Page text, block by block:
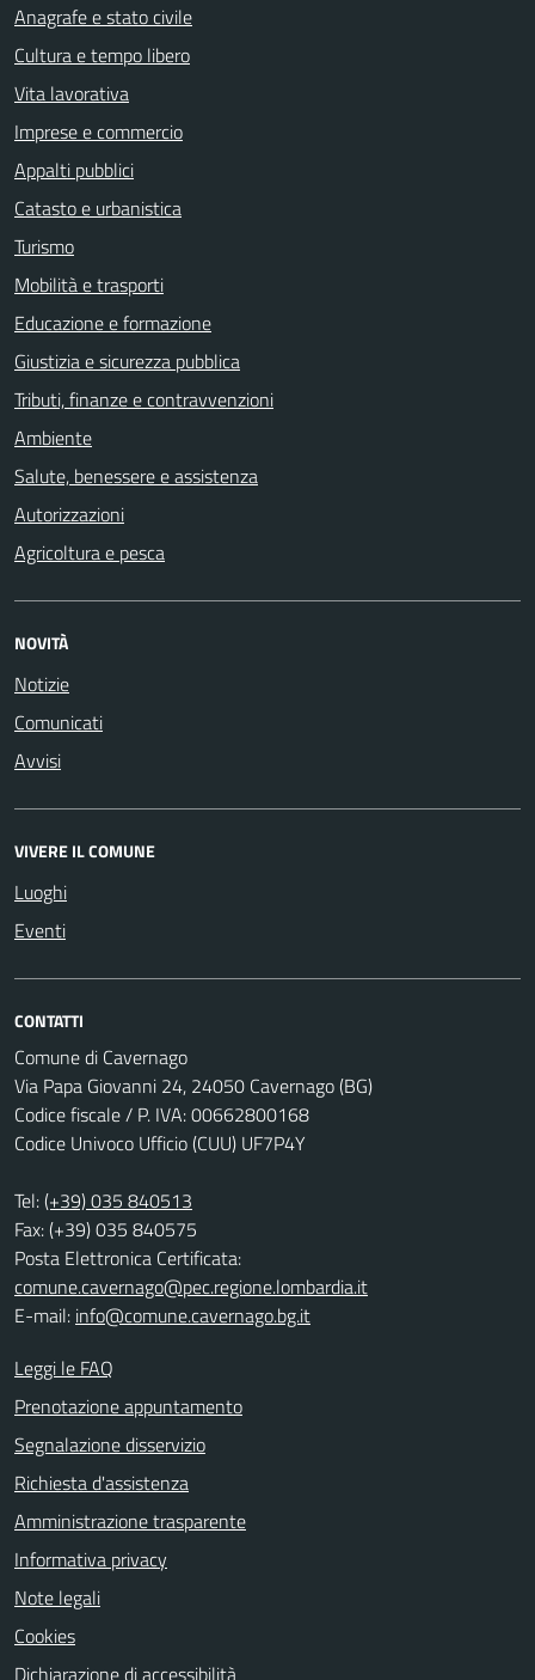
Anagrafe e stato civile
Cultura e tempo libero
Vita lavorativa
Imprese e commercio
Appalti pubblici
Catasto e urbanistica
Turismo
Mobilità e trasporti
Educazione e formazione
Giustizia e sicurezza pubblica
Tributi, finanze e contravvenzioni
Ambiente
Salute, benessere e assistenza
Autorizzazioni
Agricoltura e pesca
NOVITÀ
Notizie
Comunicati
Avvisi
VIVERE IL COMUNE
Luoghi
Eventi
CONTATTI
Comune di Cavernago
Via Papa Giovanni 24, 24050 Cavernago (BG)
Codice fiscale / P. IVA: 00662800168
Codice Univoco Ufficio (CUU) UF7P4Y
Tel:(+39) 035 840513
Fax: (+39) 035 840575
Posta Elettronica Certificata:
comune.cavernago@pec.regione.lombardia.it
E-mail: info@comune.cavernago.bg.it
Leggi le FAQ
Prenotazione appuntamento
Segnalazione disservizio
Richiesta d'assistenza
Amministrazione trasparente
Informativa privacy
Note legali
Cookies
Dichiarazione di accessibilità